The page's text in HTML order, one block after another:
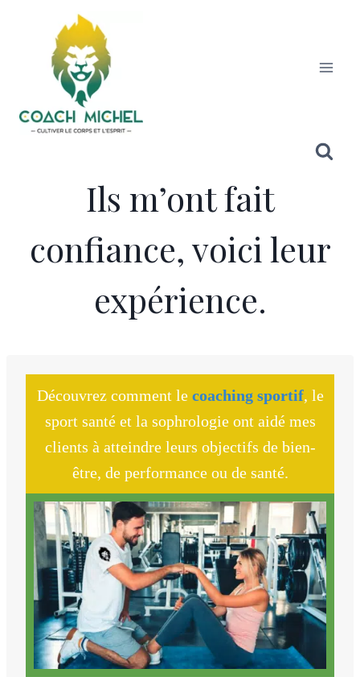
Ils m’ont fait
confiance, voici leur
expérience.
Découvrez comment le coaching sportif, le
sport santé et la sophrologie ont aidé mes
clients à atteindre leurs objectifs de bien-
être, de performance ou de santé.